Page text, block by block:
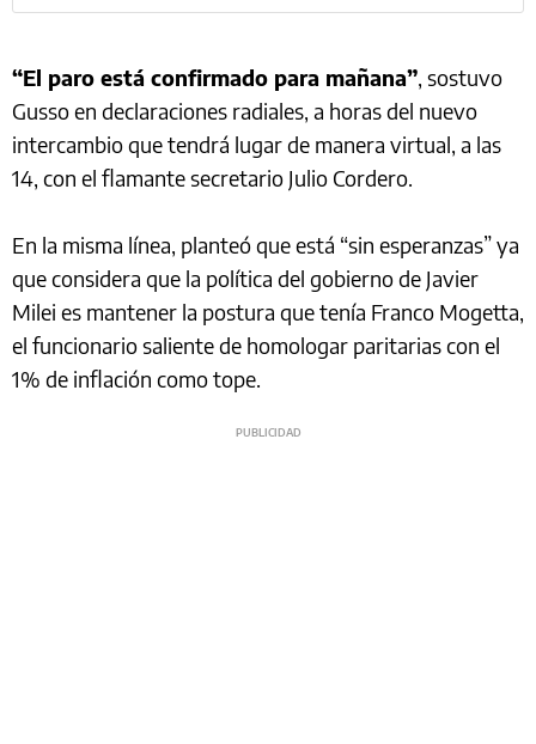
“El paro está confirmado para mañana”, sostuvo
Gusso en declaraciones radiales, a horas del nuevo
intercambio que tendrá lugar de manera virtual, a las
14, con el flamante secretario Julio Cordero.
En la misma línea, planteó que está “sin esperanzas” ya
que considera que la política del gobierno de Javier
Milei es mantener la postura que tenía Franco Mogetta,
el funcionario saliente de homologar paritarias con el
1% de inflación como tope.